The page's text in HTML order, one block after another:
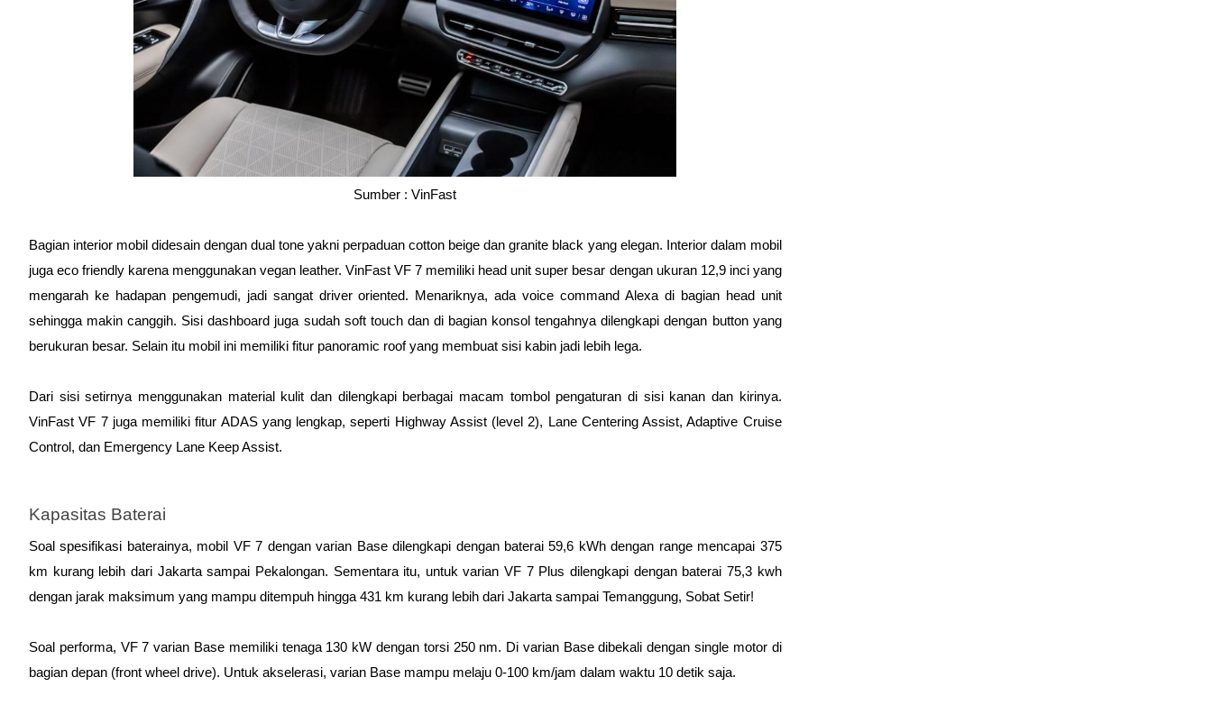
Sumber : VinFast
Bagian interior mobil didesain dengan dual tone yakni perpaduan cotton beige dan granite black yang elegan. Interior dalam mobil
juga eco friendly karena menggunakan vegan leather. VinFast VF 7 memiliki head unit super besar dengan ukuran 12,9 inci yang
mengarah ke hadapan pengemudi, jadi sangat driver oriented. Menariknya, ada voice command Alexa di bagian head unit
sehingga makin canggih. Sisi dashboard juga sudah soft touch dan di bagian konsol tengahnya dilengkapi dengan button yang
berukuran besar. Selain itu mobil ini memiliki fitur panoramic roof yang membuat sisi kabin jadi lebih lega.
Dari sisi setirnya menggunakan material kulit dan dilengkapi berbagai macam tombol pengaturan di sisi kanan dan kirinya.
VinFast VF 7 juga memiliki fitur ADAS yang lengkap, seperti Highway Assist (level 2), Lane Centering Assist, Adaptive Cruise
Control, dan Emergency Lane Keep Assist.
Kapasitas Baterai
Soal spesifikasi baterainya, mobil VF 7 dengan varian Base dilengkapi dengan baterai 59,6 kWh dengan range mencapai 375
km kurang lebih dari Jakarta sampai Pekalongan. Sementara itu, untuk varian VF 7 Plus dilengkapi dengan baterai 75,3 kwh
dengan jarak maksimum yang mampu ditempuh hingga 431 km kurang lebih dari Jakarta sampai Temanggung, Sobat Setir!
Soal performa, VF 7 varian Base memiliki tenaga 130 kW dengan torsi 250 nm. Di varian Base dibekali dengan single motor di
bagian depan (front wheel drive). Untuk akselerasi, varian Base mampu melaju 0-100 km/jam dalam waktu 10 detik saja.